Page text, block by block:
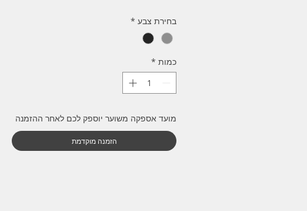
בחירת צבע *
כמות *
מועד אספקה משוער יוספק לכם לאחר ההזמנה
הזמנה מוקדמת